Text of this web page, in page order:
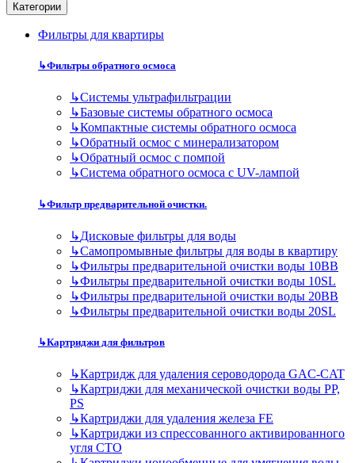
Категории
Фильтры для квартиры
↳Фильтры обратного осмоса
↳Cистемы ультрафильтрации
↳Базовые системы обратного осмоса
↳Компактные системы обратного осмоса
↳Обратный осмос с минерализатором
↳Обратный осмос с помпой
↳Система обратного осмоса с UV-лампой
↳Фильтр предварительной очистки.
↳Дисковые фильтры для воды
↳Самопромывные фильтры для воды в квартиру
↳Фильтры предварительной очистки воды 10BB
↳Фильтры предварительной очистки воды 10SL
↳Фильтры предварительной очистки воды 20BB
↳Фильтры предварительной очистки воды 20SL
↳Картриджи для фильтров
↳Картридж для удаления сероводорода GAC-CAT
↳Картриджи для механической очистки воды PP,
PS
↳Картриджи для удаления железа FE
↳Картриджи из спрессованного активированного
угля CTO